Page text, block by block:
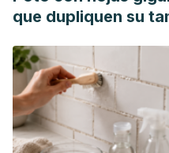
que dupliquen su